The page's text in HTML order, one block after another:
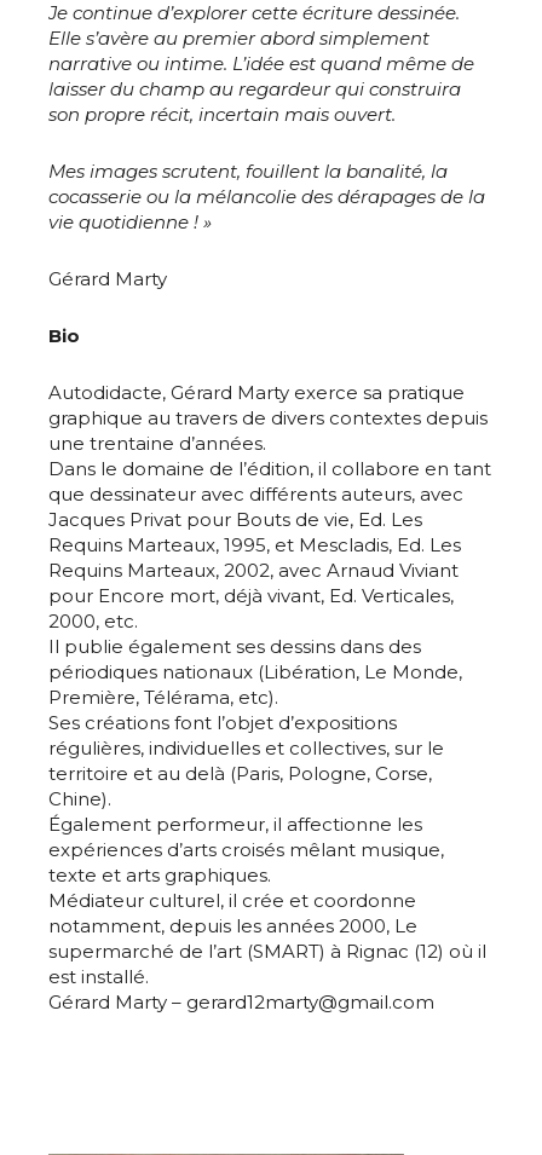
Je continue d’explorer cette écriture dessinée.
Elle s’avère au premier abord simplement
narrative ou intime. L’idée est quand même de
laisser du champ au regardeur qui construira
son propre récit, incertain mais ouvert.
Mes images scrutent, fouillent la banalité, la
cocasserie ou la mélancolie des dérapages de la
vie quotidienne ! »
Gérard Marty
Bio
Autodidacte, Gérard Marty exerce sa pratique
graphique au travers de divers contextes depuis
une trentaine d’années.
Dans le domaine de l’édition, il collabore en tant
que dessinateur avec différents auteurs, avec
Jacques Privat pour Bouts de vie, Ed. Les
Requins Marteaux, 1995, et Mescladis, Ed. Les
Requins Marteaux, 2002, avec Arnaud Viviant
pour Encore mort, déjà vivant, Ed. Verticales,
2000, etc.
Il publie également ses dessins dans des
périodiques nationaux (Libération, Le Monde,
Première, Télérama, etc).
Ses créations font l’objet d’expositions
régulières, individuelles et collectives, sur le
territoire et au delà (Paris, Pologne, Corse,
Chine).
Également performeur, il affectionne les
expériences d’arts croisés mêlant musique,
texte et arts graphiques.
Médiateur culturel, il crée et coordonne
notamment, depuis les années 2000, Le
supermarché de l’art (SMART) à Rignac (12) où il
est installé.
Gérard Marty – gerard12marty@gmail.com